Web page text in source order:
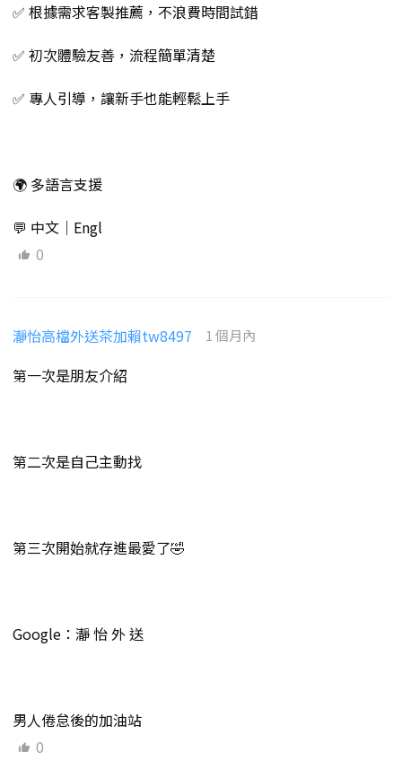
✅ 根據需求客製推薦，不浪費時間試錯
✅ 初次體驗友善，流程簡單清楚
✅ 專人引導，讓新手也能輕鬆上手
🌍 多語言支援
💬 中文｜Engl
0
瀞怡高檔外送茶加賴tw8497 1 個月內
第一次是朋友介紹
第二次是自己主動找
第三次開始就存進最愛了🤣
Google：瀞 怡 外 送
男人倦怠後的加油站
0